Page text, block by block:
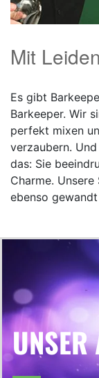
Mit
Es gibt
Barkeeper. Wir
perfekt mixen
verzaubern.
das: Sie
Charme.
ebenso